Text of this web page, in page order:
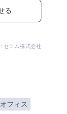
る
セコム株式会社
オフィス